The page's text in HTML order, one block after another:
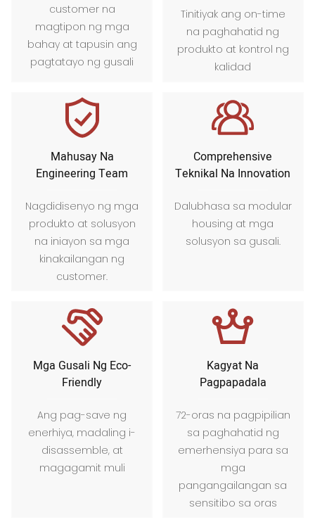
customer na
magtipon ng mga
bahay at tapusin ang
pagtatayo ng gusali
Tinitiyak ang on-time
na paghahatid ng
produkto at kontrol ng
kalidad
Mahusay Na
Engineering Team
Nagdidisenyo ng mga
produkto at solusyon
na iniayon sa mga
kinakailangan ng
customer.
Comprehensive
Teknikal Na Innovation
Dalubhasa sa modular
housing at mga
solusyon sa gusali.
Mga Gusali Ng Eco-
Friendly
Ang pag-save ng
enerhiya, madaling i-
disassemble, at
magagamit muli
Kagyat Na
Pagpapadala
72-oras na pagpipilian
sa paghahatid ng
emerhensiya para sa
mga
pangangailangan sa
sensitibo sa oras